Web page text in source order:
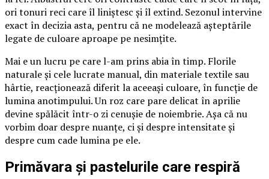
ori tonuri reci care îl liniștesc și îl extind. Sezonul intervine
exact în decizia asta, pentru că ne modelează așteptările
legate de culoare aproape pe nesimțite.
Mai e un lucru pe care l-am prins abia în timp. Florile
naturale și cele lucrate manual, din materiale textile sau
hârtie, reacționează diferit la aceeași culoare, în funcție de
lumina anotimpului. Un roz care pare delicat în aprilie
devine spălăcit într-o zi cenușie de noiembrie. Așa că nu
vorbim doar despre nuanțe, ci și despre intensitate și
despre cum cade lumina pe ele.
Primăvara și pastelurile care respiră